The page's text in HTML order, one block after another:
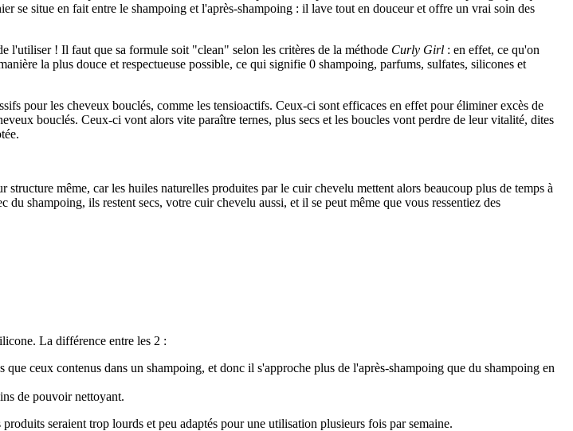
se situe en fait entre le shampoing et l'après-shampoing : il lave tout en douceur et offre un vrai soin des
l'utiliser ! Il faut que sa formule soit "clean" selon les critères de la méthode Curly Girl : en effet, ce qu'on
la plus douce et respectueuse possible, ce qui signifie 0 shampoing, parfums, sulfates, silicones et
pour les cheveux bouclés, comme les tensioactifs. Ceux-ci sont efficaces en effet pour éliminer excès de
bouclés. Ceux-ci vont alors vite paraître ternes, plus secs et les boucles vont perdre de leur vitalité, dites
même, car les huiles naturelles produites par le cuir chevelu mettent alors beaucoup plus de temps à
shampoing, ils restent secs, votre cuir chevelu aussi, et il se peut même que vous ressentiez des
La différence entre les 2 :
ceux contenus dans un shampoing, et donc il s'approche plus de l'après-shampoing que du shampoing en
de pouvoir nettoyant.
produits seraient trop lourds et peu adaptés pour une utilisation plusieurs fois par semaine.